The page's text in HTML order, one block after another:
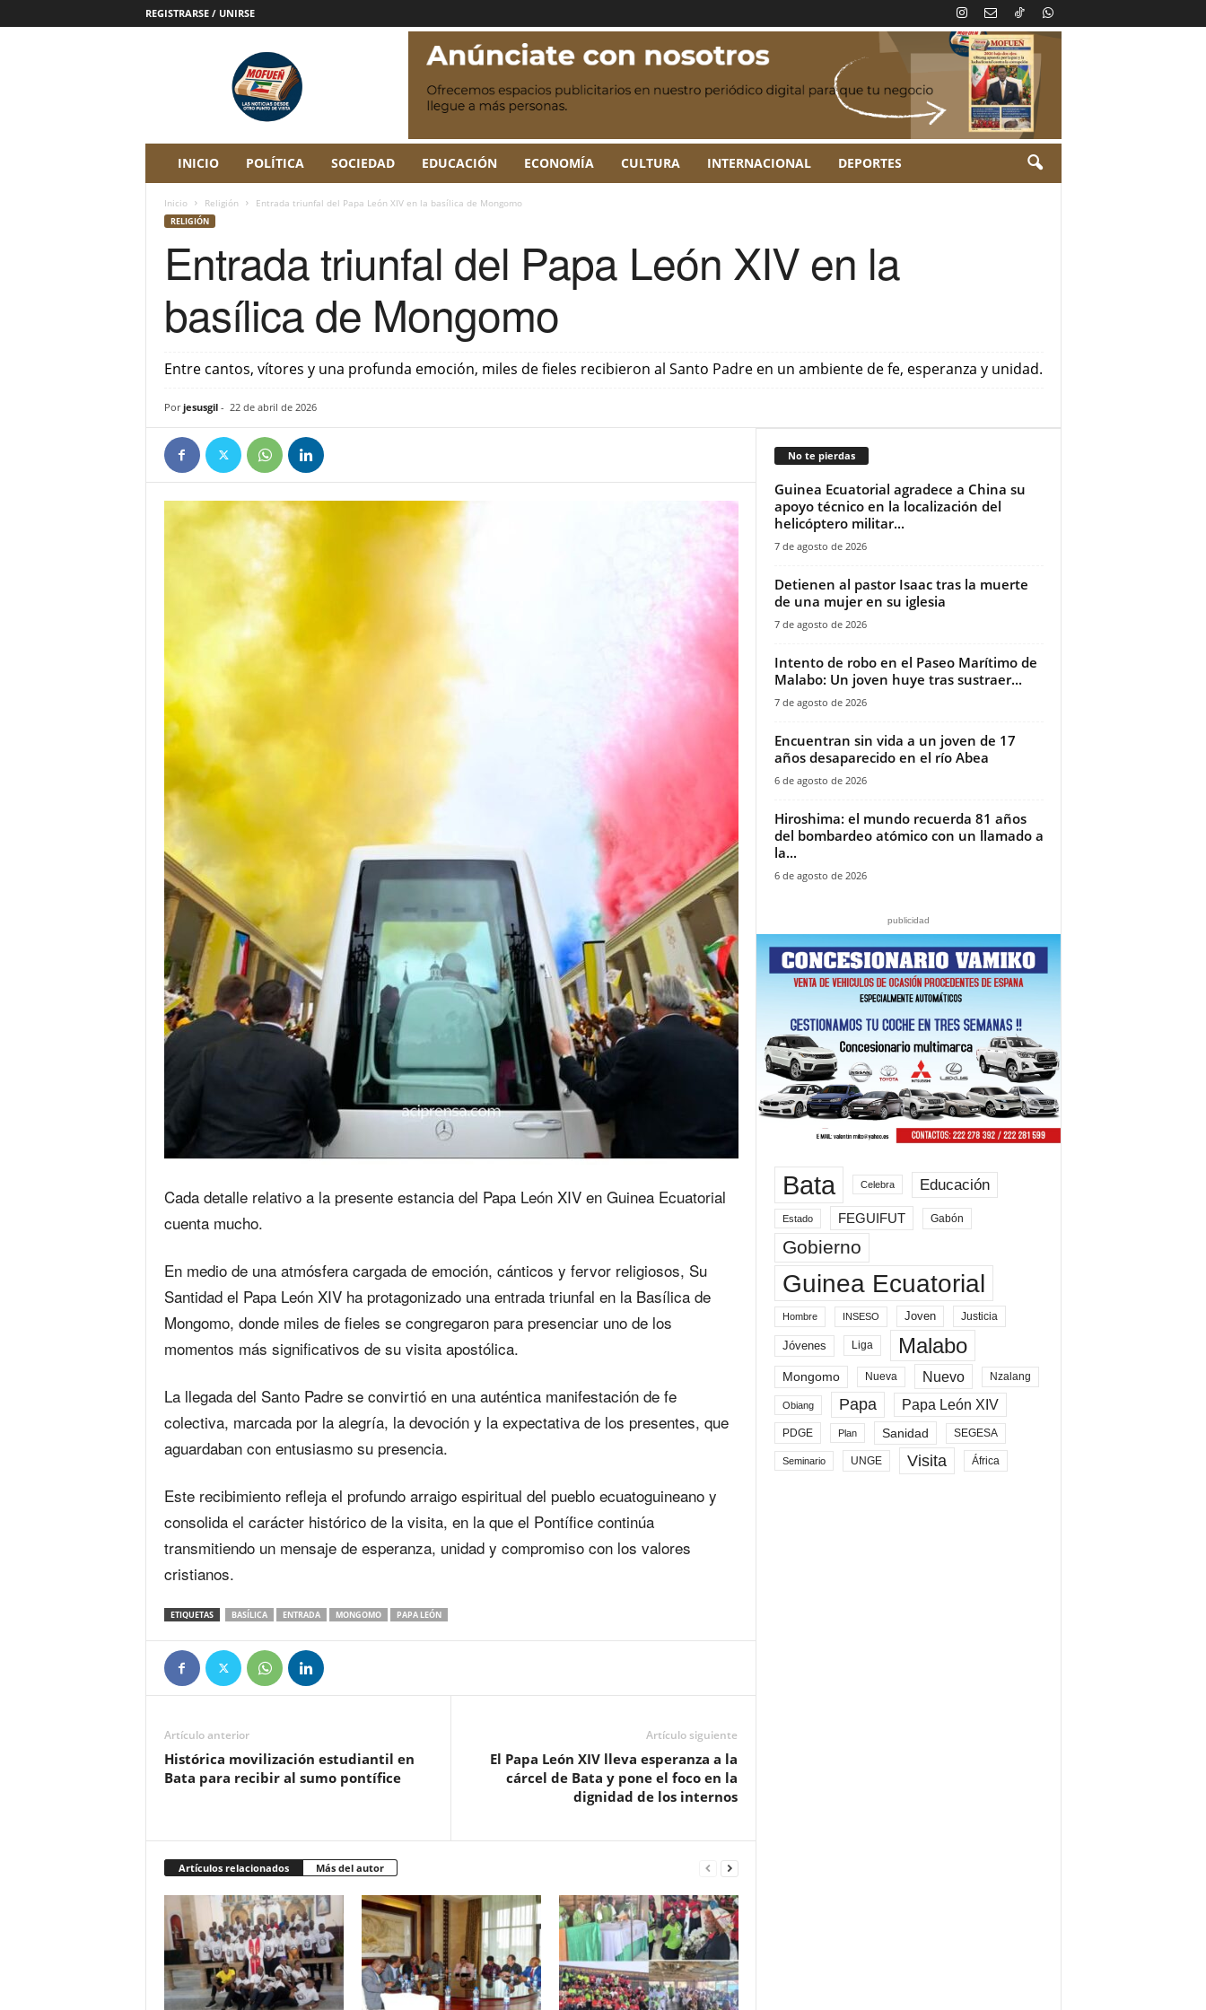
REGISTRARSE / UNIRSE
INICIO POLÍTICA SOCIEDAD EDUCACIÓN ECONOMÍA CULTURA INTERNACIONAL DEPORTES
Inicio Religión Entrada triunfal del Papa León XIV en la basílica de Mongomo
RELIGIÓN
Entrada triunfal del Papa León XIV en la
basílica de Mongomo
‎‎Entre cantos, vítores y una profunda emoción, miles de fieles recibieron al Santo Padre en un ambiente de fe, esperanza y unidad.‎‎
Por jesusgil- 22 de abril de 2026
Cada detalle relativo a la presente estancia del Papa León XIV en Guinea Ecuatorial
cuenta mucho.
‎‎En medio de una atmósfera cargada de emoción, cánticos y fervor religiosos, Su
Santidad el Papa León XIV ha protagonizado una entrada triunfal en la Basílica de
Mongomo, donde miles de fieles se congregaron para presenciar uno de los
momentos más significativos de su visita apostólica.‎‎
La llegada del Santo Padre se convirtió en una auténtica manifestación de fe
colectiva, marcada por la alegría, la devoción y la expectativa de los presentes, que
aguardaban con entusiasmo su presencia.‎‎
Este recibimiento refleja el profundo arraigo espiritual del pueblo ecuatoguineano y
consolida el carácter histórico de la visita, en la que el Pontífice continúa
transmitiendo un mensaje de esperanza, unidad y compromiso con los valores
cristianos.
ETIQUETAS BASÍLICA ENTRADA MONGOMO PAPA LEÓN
Artículo anterior
Histórica movilización estudiantil en
Bata para recibir al sumo pontífice
Artículo siguiente
El Papa León XIV lleva esperanza a la
cárcel de Bata y pone el foco en la
dignidad de los internos
Artículos relacionados Más del autor
No te pierdas
Guinea Ecuatorial agradece a China su
apoyo técnico en la localización del
helicóptero militar...
7 de agosto de 2026
‎Detienen al pastor Isaac tras la muerte
de una mujer en su iglesia‎
7 de agosto de 2026
Intento de robo en el Paseo Marítimo de
Malabo: Un joven huye tras sustraer...
7 de agosto de 2026
Encuentran sin vida a un joven de 17
años desaparecido en el río Abea
6 de agosto de 2026
Hiroshima: el mundo recuerda 81 años
del bombardeo atómico con un llamado a
la...
6 de agosto de 2026
publicidad
Bata Celebra Educación
Estado FEGUIFUT Gabón
Gobierno
Guinea Ecuatorial
Hombre INSESO Joven Justicia
Jóvenes Liga Malabo
Mongomo Nueva Nuevo Nzalang
Obiang Papa Papa León XIV
PDGE Plan Sanidad SEGESA
Seminario UNGE Visita África